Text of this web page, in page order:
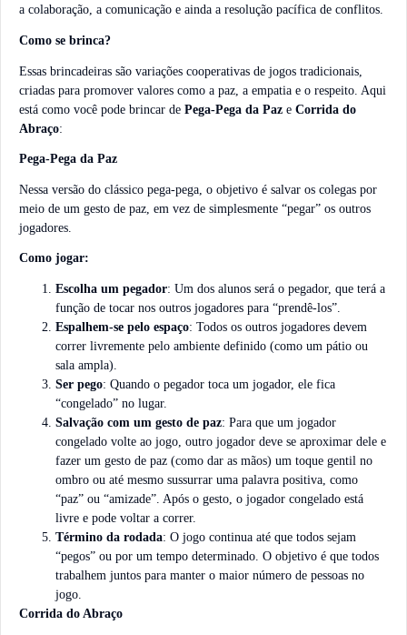
a colaboração, a comunicação e ainda a resolução pacífica de conflitos.
Como se brinca?
Essas brincadeiras são variações cooperativas de jogos tradicionais,
criadas para promover valores como a paz, a empatia e o respeito. Aqui
está como você pode brincar de Pega-Pega da Paz e Corrida do
Abraço:
Pega-Pega da Paz
Nessa versão do clássico pega-pega, o objetivo é salvar os colegas por
meio de um gesto de paz, em vez de simplesmente “pegar” os outros
jogadores.
Como jogar:
Escolha um pegador: Um dos alunos será o pegador, que terá a
função de tocar nos outros jogadores para “prendê-los”.
Espalhem-se pelo espaço: Todos os outros jogadores devem
correr livremente pelo ambiente definido (como um pátio ou
sala ampla).
Ser pego: Quando o pegador toca um jogador, ele fica
“congelado” no lugar.
Salvação com um gesto de paz: Para que um jogador
congelado volte ao jogo, outro jogador deve se aproximar dele e
fazer um gesto de paz (como dar as mãos) um toque gentil no
ombro ou até mesmo sussurrar uma palavra positiva, como
“paz” ou “amizade”. Após o gesto, o jogador congelado está
livre e pode voltar a correr.
Término da rodada: O jogo continua até que todos sejam
“pegos” ou por um tempo determinado. O objetivo é que todos
trabalhem juntos para manter o maior número de pessoas no
jogo.
Corrida do Abraço